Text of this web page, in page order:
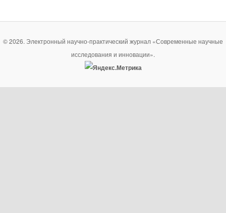
© 2026. Электронный научно-практический журнал «Современные научные
исследования и инновации».